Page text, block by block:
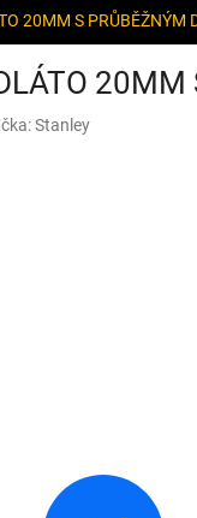
20MM S PRŮBĚŽNÝM
20MM
Stanley